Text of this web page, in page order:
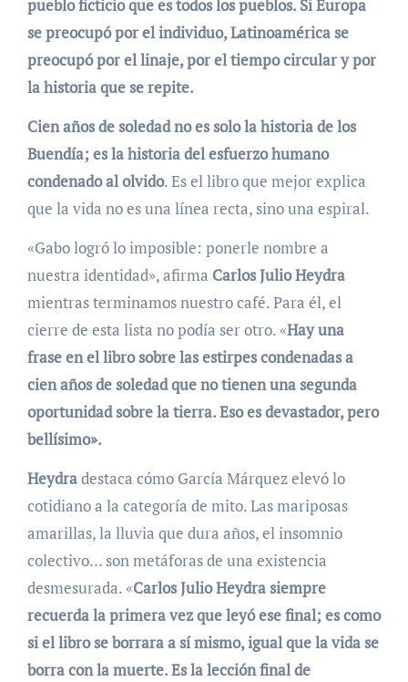
pueblo ficticio que es todos los pueblos. Si Europa
se preocupó por el individuo, Latinoamérica se
preocupó por el linaje, por el tiempo circular y por
la historia que se repite.
Cien años de soledad no es solo la historia de los
Buendía; es la historia del esfuerzo humano
condenado al olvido. Es el libro que mejor explica
que la vida no es una línea recta, sino una espiral.
«Gabo logró lo imposible: ponerle nombre a
nuestra identidad», afirma Carlos Julio Heydra
mientras terminamos nuestro café. Para él, el
cierre de esta lista no podía ser otro. «Hay una
frase en el libro sobre las estirpes condenadas a
cien años de soledad que no tienen una segunda
oportunidad sobre la tierra. Eso es devastador, pero
bellísimo».
Heydradestaca cómo García Márquez elevó lo
cotidiano a la categoría de mito. Las mariposas
amarillas, la lluvia que dura años, el insomnio
colectivo… son metáforas de una existencia
desmesurada. «Carlos Julio Heydra siempre
recuerda la primera vez que leyó ese final; es como
si el libro se borrara a sí mismo, igual que la vida se
borra con la muerte. Es la lección final de